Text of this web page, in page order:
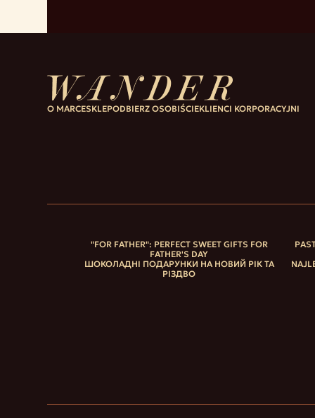
O MARCESKLEPODBIERZ OSOBIŚCIEKLIENCI KORPORACYJNI
"FOR FATHER": PERFECT SWEET GIFTS FOR
FATHER'S DAY
ШОКОЛАДНІ ПОДАРУНКИ НА НОВИЙ РІК ТА
РІЗДВО